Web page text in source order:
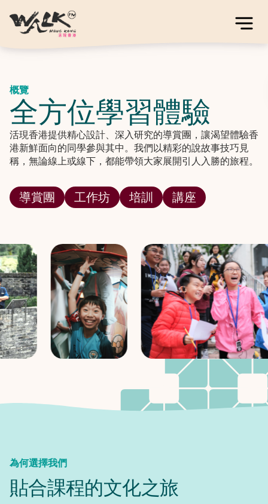
概覽
全方位學習體驗
活現香港提供精心設計、深入研究的導賞團，讓渴望體驗香
港新鮮面向的同學參與其中。我們以精彩的說故事技巧見
稱，無論線上或線下，都能帶領大家展開引人入勝的旅程。
導賞團 工作坊 培訓 講座
為何選擇我們
貼合課程的文化之旅